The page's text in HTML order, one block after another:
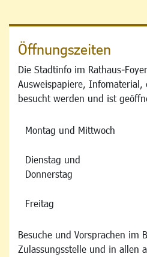
Öffnungszeiten
Die Stadtinfo im Rathaus-
Ausweispapiere, Infomaterial,
besucht werden und ist
Montag und Mittwoch
Dienstag und
Donnerstag
Freitag
Besuche und Vorsprachen im
Zulassungsstelle und in allen